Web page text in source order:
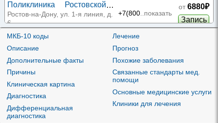
Поликлиника Ростовской
КБ ЮОМЦ ФМБА на 1-й
линии
Ростов-на-Дону, ул. 1-я линия, д.
6
+7(800..показать
от 6880₽
Запись
Меги на 50-летия СССР 46
Уфа, ул. 50-летия СССР, д. 46
Поликлиника РЖД-
Медицина на Гражданской
Екатеринбург, ул. Гражданская,
д. 9
+7(343..показать
Гиппократ 21 Век на 13-й
Линии
Ростов-на-Дону, ул. 13-я Линия,
д. 8
+7(863 ..показать
МКБ-10 коды
Описание
Дополнительные факты
Причины
Клиническая картина
Диагностика
Дифференциальная
диагностика
Лечение
Прогноз
Похожие заболевания
Связанные стандарты мед.
помощи
Основные медицинские услуги
Клиники для лечения